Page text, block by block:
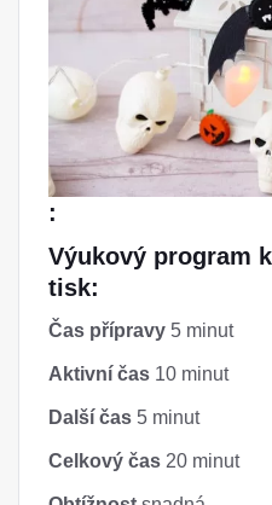
:
Výukový program
tisk:
Čas přípravy 5 minut
Aktivní čas 10 minut
Další čas 5 minut
Celkový čas 20 minut